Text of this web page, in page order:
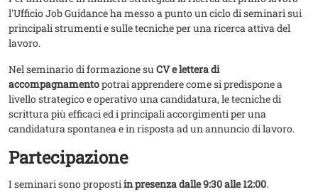
l'Ufficio Job Guidance ha messo a punto un ciclo di seminari sui
principali strumenti e sulle tecniche per una ricerca attiva del
lavoro.
Nel seminario di formazione su CV e lettera di
accompagnamentopotrai apprendere come si predispone a
livello strategico e operativo una candidatura, le tecniche di
scrittura più efficaci ed i principali accorgimenti per una
candidatura spontanea e in risposta ad un annuncio di lavoro.
Partecipazione
I seminari sono propostiin presenza dalle 9:30 alle 12:00.